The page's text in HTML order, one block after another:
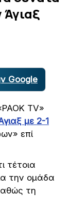
Άγιαξ
Google
TV»
με 2-1
επί
τέτοια
την ομάδα
τη